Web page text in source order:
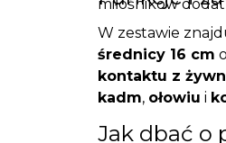
miłośników
W zestawie
średnicy 16 cm
kontaktu z
kadm, ołowiu i
Jak dbać o